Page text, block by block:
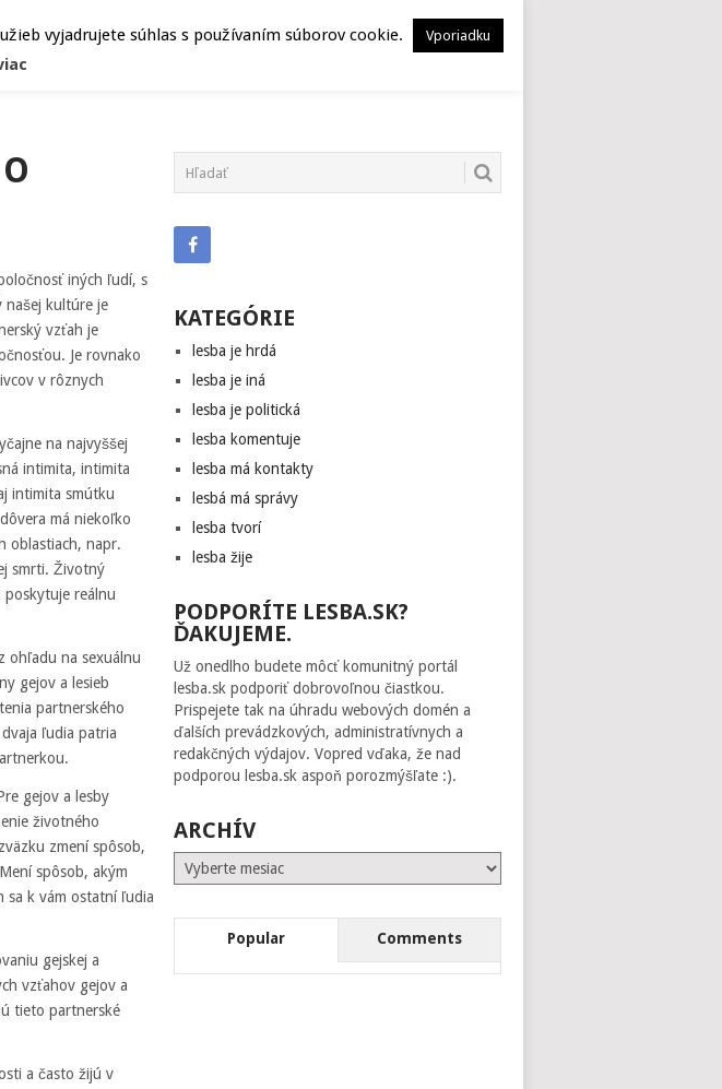
HEPY ATRIBÚT HERSTORY MUSEION
iných ľudí, s
našej kultúre je
vzťah je
Je rovnako
v rôznych
na najvyššej
intimita, intimita
intimita smútku
má niekoľko
oblastiach, napr.
smrti. Životný
reálnu
ohľadu na sexuálnu
gejov a lesieb
partnerského
ľudia patria
gejov a lesby
životného
zmení spôsob,
spôsob, akým
sa k vám ostatní ľudia
gejskej a
vzťahov gejov a
tieto partnerské
a často žijú v
KATEGÓRIE
lesba je hrdá
lesba je iná
lesba je politická
lesba komentuje
lesba má kontakty
lesbá má správy
lesba tvorí
lesba žije
PODPORÍTE LESBA.SK?
ĎAKUJEME.
Už onedlho budete môcť komunitný portál
lesba.sk podporiť dobrovoľnou čiastkou.
Prispejete tak na úhradu webových domén a
ďalších prevádzkových, administratívnych a
redakčných výdajov. Vopred vďaka, že nad
podporou lesba.sk aspoň porozmýšľate :).
ARCHÍV
Archív
Popular Comments
vyjadrujete súhlas s používaním súborov cookie. Vporiadku